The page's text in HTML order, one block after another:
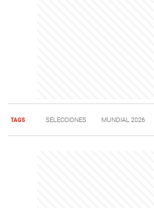
TAGS SELECCIONES MUNDIAL 2026